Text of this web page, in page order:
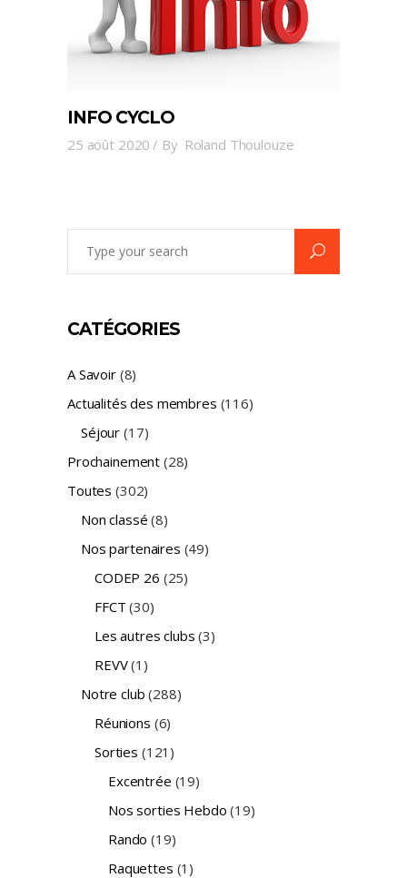
INFO CYCLO
25 août 2020 By Roland Thoulouze
CATÉGORIES
A Savoir(8)
Actualités des membres (116)
Séjour (17)
Prochainement (28)
Toutes (302)
Non classé (8)
Nos partenaires (49)
CODEP 26 (25)
FFCT (30)
Les autres clubs (3)
REVV(1)
Notre club (288)
Réunions (6)
Sorties (121)
Excentrée (19)
Nos sorties Hebdo (19)
Rando (19)
Raquettes (1)